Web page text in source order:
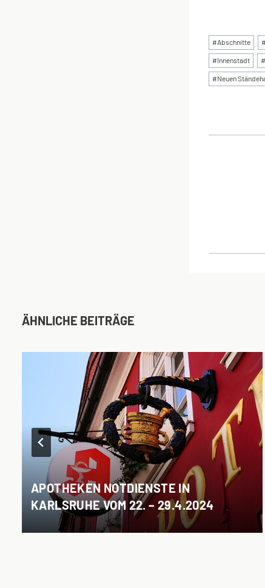
#Abschnitte #
#Innenstadt #
#Neuen
ÄHNLICHE BEITRÄGE
APOTHEKEN NOTDIENSTE IN
KARLSRUHE VOM 22. – 29.4.2024